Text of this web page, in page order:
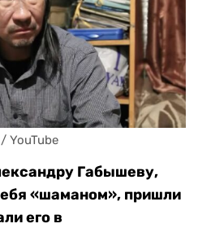
YouTube
Габышеву,
«шаманом», пришли
его в